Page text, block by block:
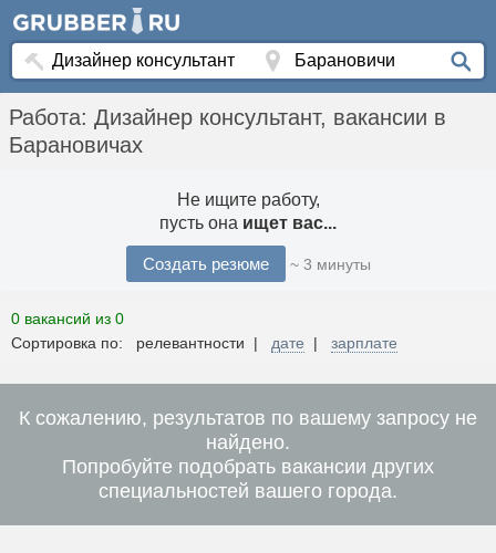
Работа: Дизайнер консультант, вакансии в
Барановичах
Не ищите работу,
пусть она ищет вас...
Создать резюме ~ 3 минуты
0 вакансий из 0
Сортировка по: релевантности | дате | зарплате
К сожалению, результатов по вашему запросу не
найдено.
Попробуйте подобрать вакансии других
специальностей вашего города.